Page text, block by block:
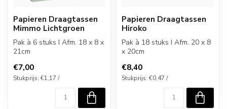
Papieren Draagtassen
Mimmo Lichtgroen
Pak à 6 stuks I Afm. 18 x 8 x
21cm
€7,00
Stukprijs: €1,17 /
Papieren Draagtassen
Hiroko
Pak à 18 stuks I Afm. 20 x 8
x 20cm
€8,40
Stukprijs: €0,47 /